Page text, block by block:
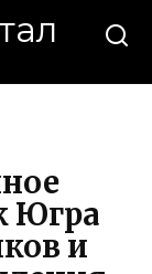
Югра
и